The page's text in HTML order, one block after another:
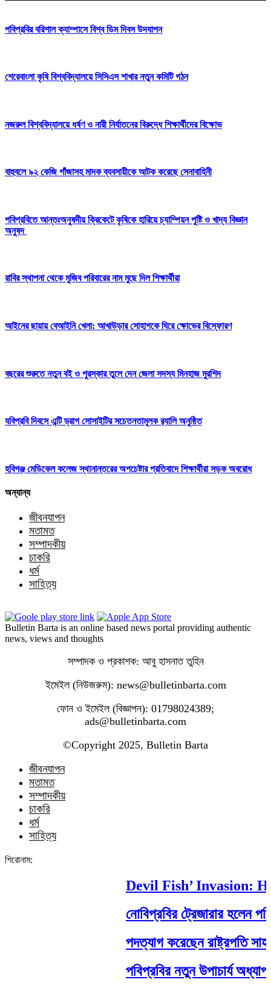
পবিপ্রবির বরিশাল ক্যাম্পাসে বিশ্ব ডিম দিবস উদযাপন
শেরেবাংলা কৃষি বিশ্ববিদ্যালয়ে সিসিএস শাখার নতুন কমিটি গঠন
নজরুল বিশ্ববিদ্যালয়ে ধর্ষণ ও নারী নির্যাতনের বিরুদ্ধে শিক্ষার্থীদের বিক্ষোভ
বাহুবলে ৯২ কেজি গাঁজাসহ মাদক ব্যবসায়ীকে আটক করেছে সেনাবাহিনী
পবিপ্রবিতে আন্তঃঅনুষদীয় ক্রিকেটে কৃষিকে হারিয়ে চ্যাম্পিয়ন পুষ্টি ও খাদ্য বিজ্ঞান
অনুষদ
রাবির স্থাপনা থেকে মুজিব পরিবারের নাম মুছে দিল শিক্ষার্থীরা
আইনের ছায়ায় বেআইনি খেলা: আখাউড়ার সোহাগকে ঘিরে ক্ষোভের বিস্ফোরণ
বছরের শুরুতে নতুন বই ও পুরস্কার তুলে দেন জেলা সদস্য মিনহাজ মুরশিদ
যবিপ্রবি দিবসে এন্টি ড্রাগ সোসাইটির সচেতনতামূলক র‍্যালি অনুষ্ঠিত
হবিগঞ্জ মেডিকেল কলেজ স্থানান্তরের অপচেষ্টার প্রতিবাদে শিক্ষার্থীরা সড়ক অবরোধ
অন্যান্য
জীবনযাপন
মতামত
সম্পাদকীয়
চাকরি
ধর্ম
সাহিত্য
Bulletin Barta is an online based news portal providing authentic
news, views and thoughts
সম্পাদক ও প্রকাশক: আবু হাসনাত তুহিন
ইমেইল (নিউজরুম): news@bulletinbarta.com
ফোন ও ইমেইল (বিজ্ঞাপন): 01798024389;
ads@bulletinbarta.com
©️Copyright 2025, Bulletin Barta
জীবনযাপন
মতামত
সম্পাদকীয়
চাকরি
ধর্ম
সাহিত্য
শিরোনাম:
Devil Fish’ Invasion:
নোবিপ্রবির ট্রেজারার হলেন
পদত্যাগ করেছেন রাষ্ট্রপতি
পবিপ্রবির নতুন উপাচার্য অধ্যাপক